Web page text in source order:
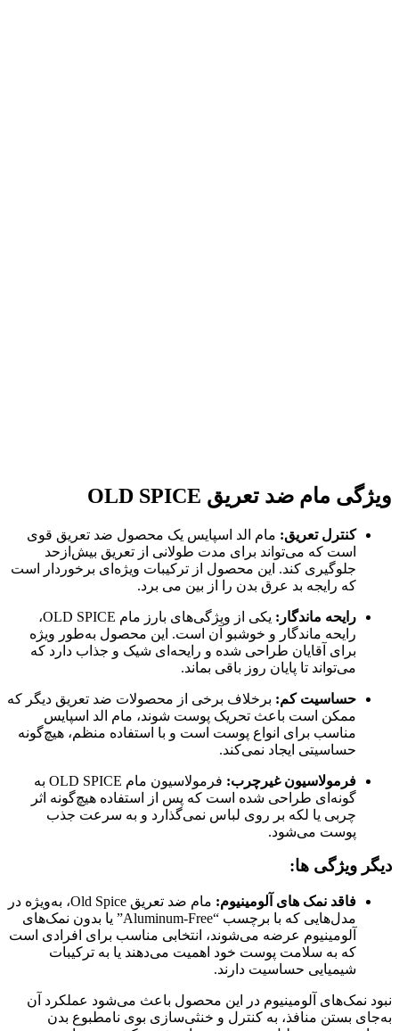
ویژگی مام ضد تعریق OLD SPICE
کنترل تعریق: مام الد اسپایس یک محصول ضد تعریق قوی
است که می‌تواند برای مدت طولانی از تعریق بیش‌ازحد
جلوگیری کند. این محصول از ترکیبات ویژه‌ای برخوردار است
که رایجه بد عرق بدن را از بین می برد.
رایحه ماندگار:
یکی از ویژگی‌های بارز مام OLD SPICE،
رایحه ماندگار و خوشبو آن است. این محصول به‌طور ویژه
برای آقایان طراحی شده و رایحه‌ای شیک و جذاب دارد که
می‌تواند تا پایان روز باقی بماند.
حساسیت کم: برخلاف برخی از محصولات ضد تعریق دیگر که
ممکن است باعث تحریک پوست شوند، مام الد اسپایس
مناسب برای انواع پوست است و با استفاده منظم، هیچ‌گونه
حساسیتی ایجاد نمی‌کند.
فرمولاسیون غیرچرب:
فرمولاسیون مام OLD SPICE به
گونه‌ای طراحی شده است که پس از استفاده هیچ‌گونه اثر
چربی یا لکه بر روی لباس نمی‌گذارد و به سرعت جذب
پوست می‌شود.
دیگر ویژگی ها:
فاقد نمک های آلومینیوم:
مام ضد تعریق Old Spice، به‌ویژه در
مدل‌هایی که با برچسب “Aluminum-Free” یا بدون نمک‌های
آلومینیوم عرضه می‌شوند، انتخابی مناسب برای افرادی است
که به سلامت پوست خود اهمیت می‌دهند یا به ترکیبات
شیمیایی حساسیت دارند.
نبود نمک‌های آلومینیوم در این محصول باعث می‌شود عملکرد آن
به‌جای بستن منافذ، به کنترل و خنثی‌سازی بوی نامطبوع بدن